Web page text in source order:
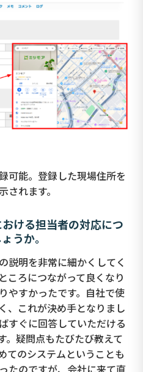
可能。登録した現場住所を
れます。
ける担当者の対応につ
うか。
説明を非常に細かくしてく
ころにつながって良くなり
やすかったです。自社で使
、これが決め手となりまし
すぐに回答していただける
。疑問点もたびたび教えて
てのシステムということも
たのですが、会社に来て直